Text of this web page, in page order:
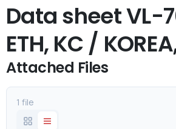
Data sheet VL-
ETH, KC /
Attached Files
1 file